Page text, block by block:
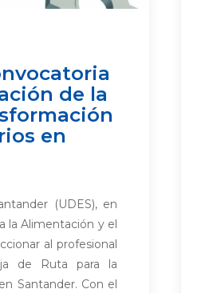
de la
en
(UDES), en
la Alimentación y el
al profesional
de Ruta para la
Santander. Con el